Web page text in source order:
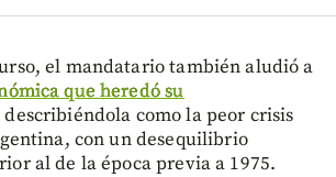
el mandatario también aludió a
que heredó su
describiéndola como la peor crisis
con un desequilibrio
al de la época previa a 1975.